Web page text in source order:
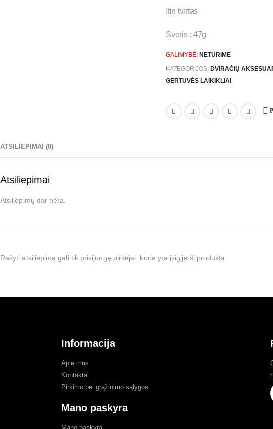
Itin tvirtas
Svoris : 47g
GALIMYBĖ: NETURIME
KATEGORIJOS: DVIRAČIŲ
GERTUVĖS LAIKIKLIAI
ATSILIEPIMAI (0)
Atsiliepimai
Atsiliepimų dar nėra.
Rašyti atsiliepimą gali tik prisijungę pirkėjai, kurie yra įsigiję šį produktą.
Informacija
Apie mus
Kontaktai
Pirkimo bei grąžinimo sąlygos
Mano paskyra